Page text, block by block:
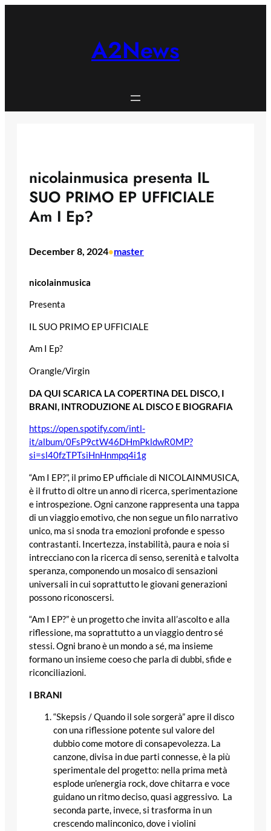
A2News
nicolainmusica presenta IL
SUO PRIMO EP UFFICIALE
Am I Ep?
December 8, 2024•master
nicolainmusica
Presenta
IL SUO PRIMO EP UFFICIALE
Am I Ep?
Orangle/Virgin
DA QUI SCARICA LA COPERTINA DEL DISCO, I
BRANI, INTRODUZIONE AL DISCO E BIOGRAFIA
https://open.spotify.com/intl-
it/album/0FsP9ctW46DHmPkldwR0MP?
si=sl40fzTPTsiHnHnmpq4i1g
“Am I EP?”, il primo EP ufficiale di NICOLAINMUSICA,
è il frutto di oltre un anno di ricerca, sperimentazione
e introspezione. Ogni canzone rappresenta una tappa
di un viaggio emotivo, che non segue un filo narrativo
unico, ma si snoda tra emozioni profonde e spesso
contrastanti. Incertezza, instabilità, paura e noia si
intrecciano con la ricerca di senso, serenità e talvolta
speranza, componendo un mosaico di sensazioni
universali in cui soprattutto le giovani generazioni
possono riconoscersi.
“Am I EP?” è un progetto che invita all’ascolto e alla
riflessione, ma soprattutto a un viaggio dentro sé
stessi. Ogni brano è un mondo a sé, ma insieme
formano un insieme coeso che parla di dubbi, sfide e
riconciliazioni.
I BRANI
“Skepsis / Quando il sole sorgerà” apre il disco
con una riflessione potente sul valore del
dubbio come motore di consapevolezza. La
canzone, divisa in due parti connesse, è la più
sperimentale del progetto: nella prima metà
esplode un’energia rock, dove chitarra e voce
guidano un ritmo deciso, quasi aggressivo. La
seconda parte, invece, si trasforma in un
crescendo malinconico, dove i violini